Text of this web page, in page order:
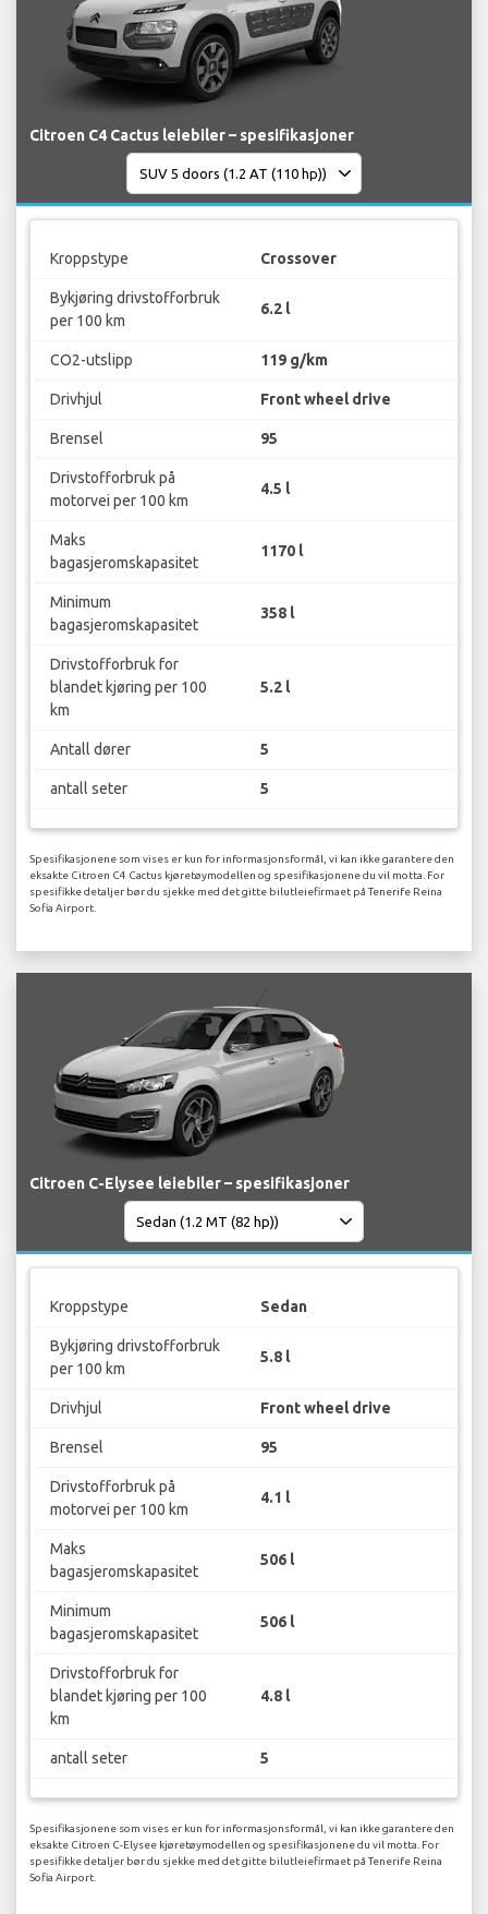
Citroen C4 Cactus leiebiler – spesifikasjoner
Kroppstype Crossover
Bykjøring drivstofforbruk
per 100 km
6.2 l
CO2-utslipp 119 g/km
Drivhjul Front wheel drive
Brensel 95
Drivstofforbruk på
motorvei per 100 km
4.5 l
Maks
bagasjeromskapasitet
1170 l
Minimum
bagasjeromskapasitet
358 l
Drivstofforbruk for
blandet kjøring per 100
km
5.2 l
Antall dører 5
antall seter 5
Spesifikasjonene som vises er kun for informasjonsformål, vi kan ikke garantere den
eksakte Citroen C4 Cactus kjøretøymodellen og spesifikasjonene du vil motta. For
spesifikke detaljer bør du sjekke med det gitte bilutleiefirmaet på Tenerife Reina
Sofia Airport.
Citroen C-Elysee leiebiler – spesifikasjoner
Kroppstype Sedan
Bykjøring drivstofforbruk
per 100 km
5.8 l
Drivhjul Front wheel drive
Brensel 95
Drivstofforbruk på
motorvei per 100 km
4.1 l
Maks
bagasjeromskapasitet
506 l
Minimum
bagasjeromskapasitet
506 l
Drivstofforbruk for
blandet kjøring per 100
km
4.8 l
antall seter 5
Spesifikasjonene som vises er kun for informasjonsformål, vi kan ikke garantere den
eksakte Citroen C-Elysee kjøretøymodellen og spesifikasjonene du vil motta. For
spesifikke detaljer bør du sjekke med det gitte bilutleiefirmaet på Tenerife Reina
Sofia Airport.